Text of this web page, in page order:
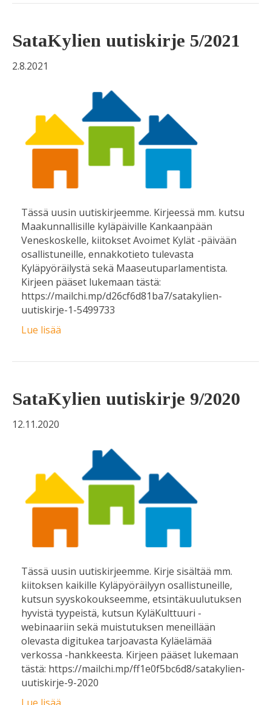
SataKylien uutiskirje 5/2021
2.8.2021
Tässä uusin uutiskirjeemme. Kirjeessä mm. kutsu
Maakunnallisille kyläpäiville Kankaanpään
Veneskoskelle, kiitokset Avoimet Kylät -päivään
osallistuneille, ennakkotieto tulevasta
Kyläpyöräilystä sekä Maaseutuparlamentista.
Kirjeen pääset lukemaan tästä:
https://mailchi.mp/d26cf6d81ba7/satakylien-
uutiskirje-1-5499733
Lue lisää
SataKylien uutiskirje 9/2020
12.11.2020
Tässä uusin uutiskirjeemme. Kirje sisältää mm.
kiitoksen kaikille Kyläpyöräilyyn osallistuneille,
kutsun syyskokoukseemme, etsintäkuulutuksen
hyvistä tyypeistä, kutsun KyläKulttuuri -
webinaariin sekä muistutuksen meneillään
olevasta digitukea tarjoavasta Kyläelämää
verkossa -hankkeesta. Kirjeen pääset lukemaan
tästä: https://mailchi.mp/ff1e0f5bc6d8/satakylien-
uutiskirje-9-2020